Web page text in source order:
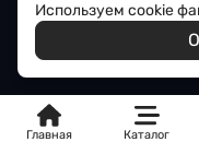
Главная Каталог
© 2026 Iqon - Магазин
Политика обработки
Используем cookie